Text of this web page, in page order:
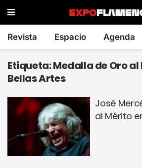
Revista Espacio Agenda
Etiqueta:Medalla de Oro
Bellas Artes
José
al Mérito